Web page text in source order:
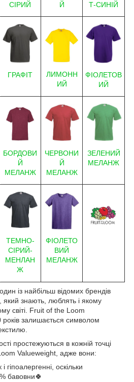
СІРИЙ
Й
Т-СИНІЙ
ГРАФІТ
ЛИМОНН
ИЙ
ФІОЛЕТОВ
ИЙ
БОРДОВИ
Й
МЕЛАНЖ
ЧЕРВОНИ
Й
МЕЛАНЖ
ЗЕЛЕНИЙ
МЕЛАНЖ
ТЕМНО-
СІРИЙ-
МЕНЛАН
Ж
ФІОЛЕТО
ВИЙ
МЕЛАНЖ
із найбільш відомих брендів
який знають, люблять і якому
світі. Fruit of the Loom
залишається символом
простежуються в кожній точці
Valueweight, адже вони:
гіпоалергенні, оскільки
бавовни🍀